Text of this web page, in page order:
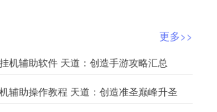
更多>>
机辅助软件 天道：创造手游攻略汇总
辅助操作教程 天道：创造准圣巅峰升圣